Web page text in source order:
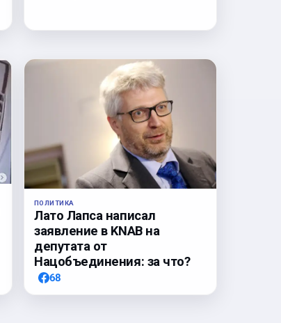
ПОЛИТИКА
Лато Лапса написал
заявление в KNAB на
депутата от
Нацобъединения: за что?
68